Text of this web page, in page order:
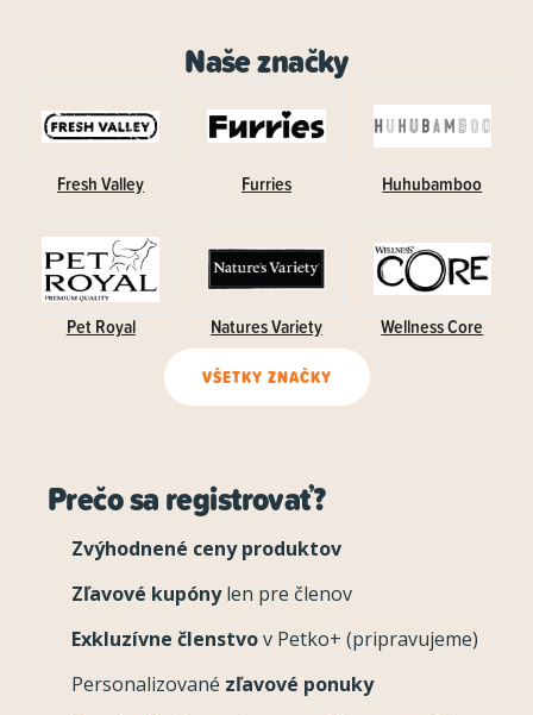
Naše značky
Fresh Valley Furries Huhubamboo
Pet Royal Natures Variety Wellness Core
VŠETKY ZNAČKY
Prečo sa registrovať?
Zvýhodnené ceny produktov
Zľavové kupónylen pre členov
Exkluzívne členstvov Petko+ (pripravujeme)
Personalizované zľavové ponuky